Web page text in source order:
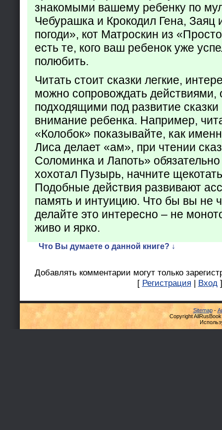
знакомыми вашему ребенку по
Чебурашка и Крокодил Гена, Заяц
погоди», кот Матроскин из
есть те, кого ваш ребенок уже
полюбить.
Читать стоит сказки легкие,
можно сопровождать действиями,
подходящими под развитие
внимание ребенка. Например,
«Колобок» показывайте, как
Лиса делает «ам», при чтении
Соломинка и Лапоть»
хохотал Пузырь, начните
Подобные действия развивают
память и интуицию. Что бы вы не
делайте это интересно – не
живо и ярко.
Что Вы думаете о данной книге? ↓
Добавлять комментарии могут только
[ Регистрация | Вход ]
Sitemap-
Copyright